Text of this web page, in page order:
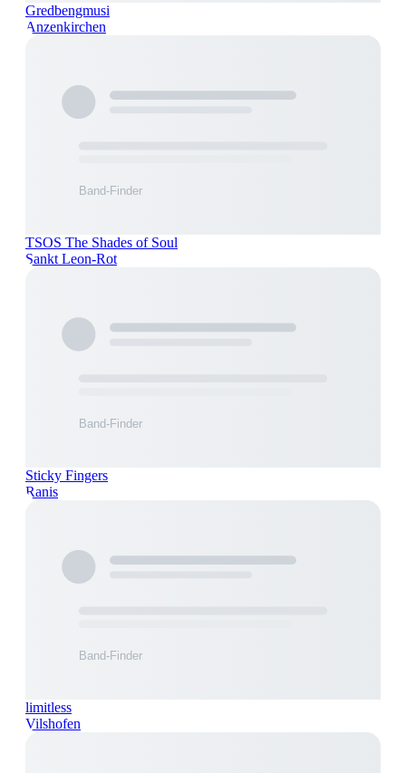
Gredbengmusi
Anzenkirchen
TSOS The Shades of Soul
Sankt Leon-Rot
Sticky Fingers
Ranis
limitless
Vilshofen